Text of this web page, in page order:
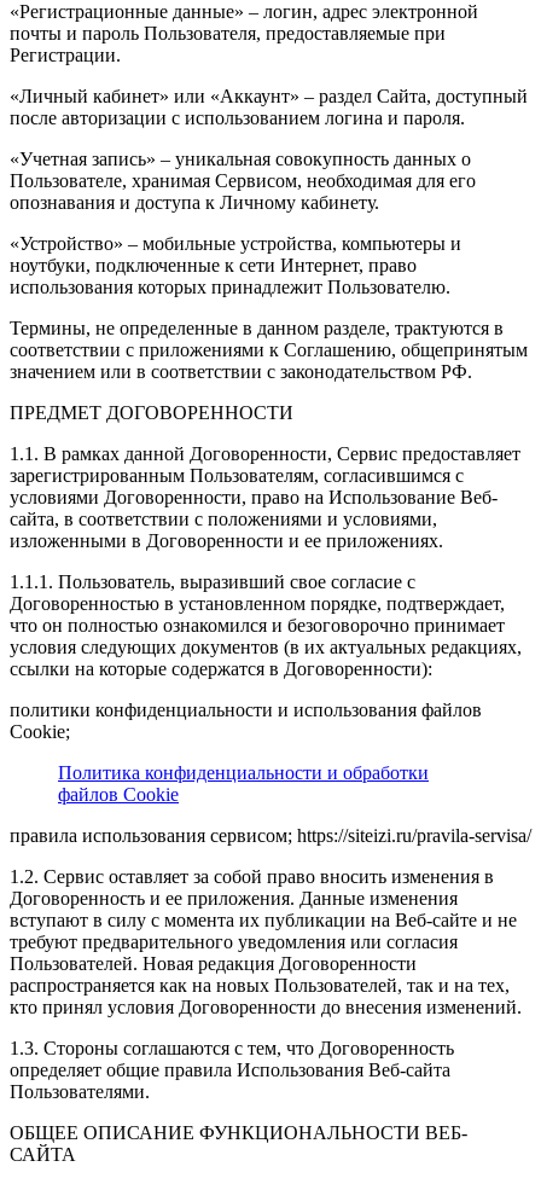
«Регистрационные данные» – логин, адрес электронной
почты и пароль Пользователя, предоставляемые при
Регистрации.
«Личный кабинет» или «Аккаунт» – раздел Сайта, доступный
после авторизации с использованием логина и пароля.
«Учетная запись» – уникальная совокупность данных о
Пользователе, хранимая Сервисом, необходимая для его
опознавания и доступа к Личному кабинету.
«Устройство» – мобильные устройства, компьютеры и
ноутбуки, подключенные к сети Интернет, право
использования которых принадлежит Пользователю.
Термины, не определенные в данном разделе, трактуются в
соответствии с приложениями к Соглашению, общепринятым
значением или в соответствии с законодательством РФ.
ПРЕДМЕТ ДОГОВОРЕННОСТИ
1.1. В рамках данной Договоренности, Сервис предоставляет
зарегистрированным Пользователям, согласившимся с
условиями Договоренности, право на Использование Веб-
сайта, в соответствии с положениями и условиями,
изложенными в Договоренности и ее приложениях.
1.1.1. Пользователь, выразивший свое согласие с
Договоренностью в установленном порядке, подтверждает,
что он полностью ознакомился и безоговорочно принимает
условия следующих документов (в их актуальных редакциях,
ссылки на которые содержатся в Договоренности):
политики конфиденциальности и использования файлов
Cookie;
Политика конфиденциальности и обработки
файлов Cookie
правила использования сервисом; https://siteizi.ru/pravila-servisa/
1.2. Сервис оставляет за собой право вносить изменения в
Договоренность и ее приложения. Данные изменения
вступают в силу с момента их публикации на Веб-сайте и не
требуют предварительного уведомления или согласия
Пользователей. Новая редакция Договоренности
распространяется как на новых Пользователей, так и на тех,
кто принял условия Договоренности до внесения изменений.
1.3. Стороны соглашаются с тем, что Договоренность
определяет общие правила Использования Веб-сайта
Пользователями.
ОБЩЕЕ ОПИСАНИЕ ФУНКЦИОНАЛЬНОСТИ ВЕБ-
САЙТА